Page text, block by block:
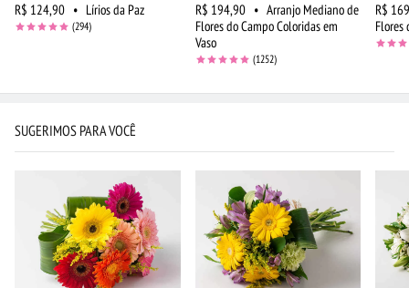
R$ 124,90 • Lírios da Paz
(294)
R$ 194,90 • Arranjo Mediano de
Flores do Campo Coloridas em
Vaso
(1252)
R$
Flores
SUGERIMOS PARA VOCÊ